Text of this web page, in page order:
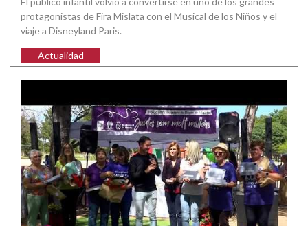
protagonistas de Fira Mislata con el Musical de los Niños y el
viaje a Disneyland Paris.
Actualidad